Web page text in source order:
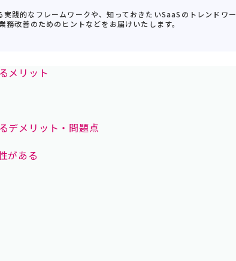
践的なフレームワークや、知っておきたいSaaSのトレンドワー
務改善のためのヒントなどをお届けいたします。
メリット
デメリット・問題点
がある